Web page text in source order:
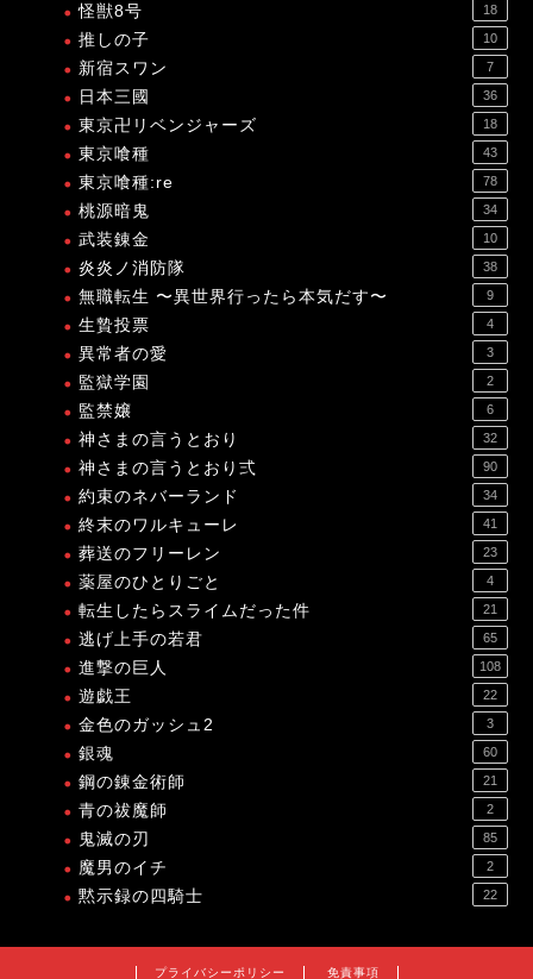
怪獣8号 18
推しの子 10
新宿スワン 7
日本三國 36
東京卍リベンジャーズ 18
東京喰種 43
東京喰種:re 78
桃源暗鬼 34
武装錬金 10
炎炎ノ消防隊 38
無職転生 〜異世界行ったら本気だす〜 9
生贄投票 4
異常者の愛 3
監獄学園 2
監禁嬢 6
神さまの言うとおり 32
神さまの言うとおり弍 90
約束のネバーランド 34
終末のワルキューレ 41
葬送のフリーレン 23
薬屋のひとりごと 4
転生したらスライムだった件 21
逃げ上手の若君 65
進撃の巨人 108
遊戯王 22
金色のガッシュ2 3
銀魂 60
鋼の錬金術師 21
青の祓魔師 2
鬼滅の刃 85
魔男のイチ 2
黙示録の四騎士 22
プライバシーポリシー 免責事項